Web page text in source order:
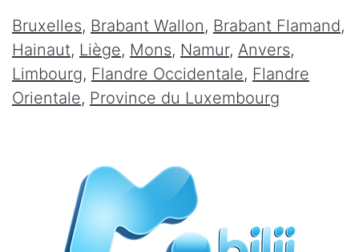
Bruxelles, Brabant Wallon, Brabant Flamand,
Hainaut, Liège, Mons, Namur, Anvers,
Limbourg, Flandre Occidentale, Flandre
Orientale, Province du Luxembourg